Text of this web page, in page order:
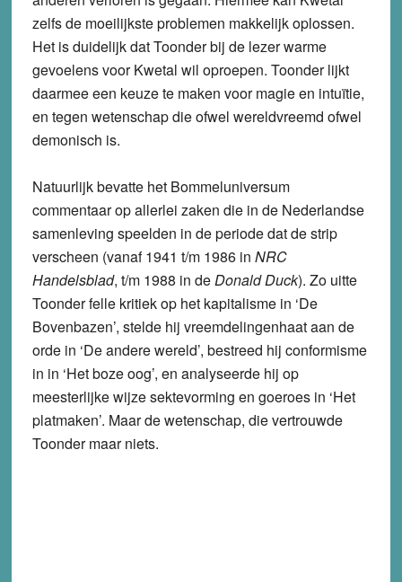
zelfs de moeilijkste problemen makkelijk oplossen.
Het is duidelijk dat Toonder bij de lezer warme
gevoelens voor Kwetal wil oproepen. Toonder lijkt
daarmee een keuze te maken voor magie en intuïtie,
en tegen wetenschap die ofwel wereldvreemd ofwel
demonisch is.
Natuurlijk bevatte het Bommeluniversum
commentaar op allerlei zaken die in de Nederlandse
samenleving speelden in de periode dat de strip
verscheen (vanaf 1941 t/m 1986 in NRC
Handelsblad, t/m 1988 in deDonald Duck). Zo uitte
Toonder felle kritiek op het kapitalisme in ‘De
Bovenbazen’, stelde hij vreemdelingenhaat aan de
orde in ‘De andere wereld’, bestreed hij conformisme
in in ‘Het boze oog’, en analyseerde hij op
meesterlijke wijze sektevorming en goeroes in ‘Het
platmaken’. Maar de wetenschap, die vertrouwde
Toonder maar niets.